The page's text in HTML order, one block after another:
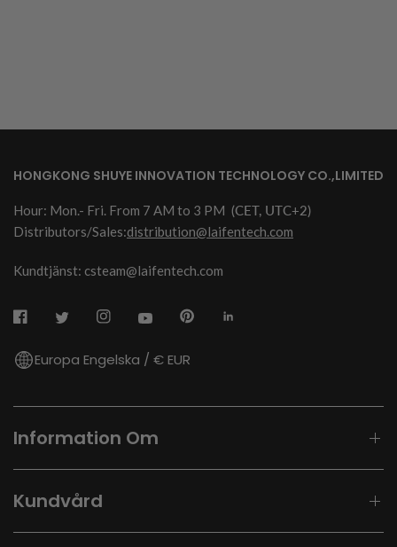
HONGKONG SHUYE INNOVATION TECHNOLOGY CO.,LIMITED
Hour: Mon.- Fri. From 7 AM to 3 PM (CET, UTC+2)
Distributors/Sales:distribution@laifentech.com
Kundtjänst: csteam@laifentech.com
Europa Engelska / € EUR
Information Om
Kundvård